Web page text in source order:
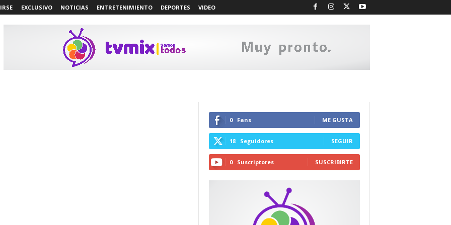
EXCLUSIVO NOTICIAS ENTRETENIMIENTO DEPORTES VIDEO
0 Fans ME GUSTA
18 Seguidores SEGUIR
0 Suscriptores SUSCRIBIRTE